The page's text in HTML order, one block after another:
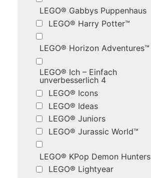
LEGO® Gabbys Puppenhaus
LEGO® Harry Potter™
LEGO® Horizon Adventures™
LEGO® Ich – Einfach
unverbesserlich 4
LEGO® Icons
LEGO® Ideas
LEGO® Juniors
LEGO® Jurassic World™
LEGO® KPop Demon Hunters
LEGO® Lightyear